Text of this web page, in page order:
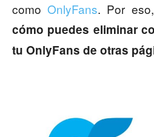
comoOnlyFans. Por
cómo puedes eliminar
tu OnlyFans de otras